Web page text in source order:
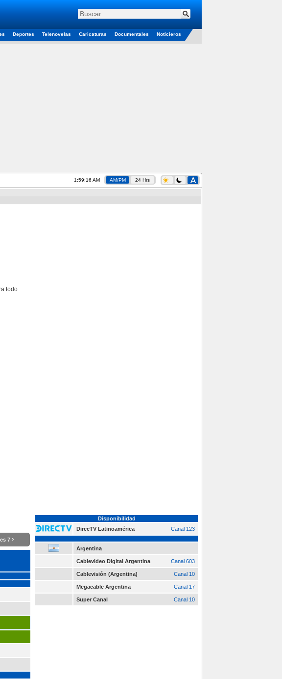
Deportes Telenovelas Caricaturas Documentales Noticieros
1:59:17 AM AM/PM 24 Hrs
todo
7 ›
Disponibilidad
DirecTV Latinoamérica
Canal 123
Argentina
Cablevideo Digital Argentina Canal 603
Cablevisión (Argentina) Canal 10
Megacable Argentina Canal 17
Super Canal Canal 10